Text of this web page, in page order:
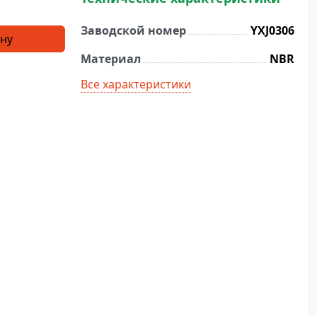
Заводской номер
YXJ0306
Материал
NBR
Все характеристики